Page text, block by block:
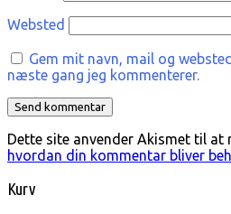
Websted
Gem mit navn, mail og
næste gang jeg kommenterer.
Dette site anvender Akismet til at
hvordan din kommentar bliver
Kurv